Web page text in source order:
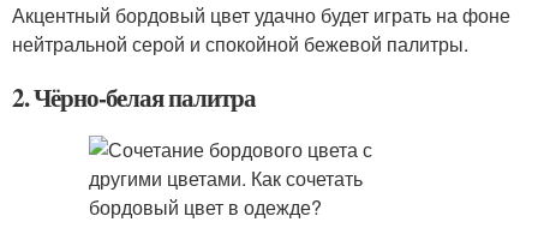
Акцентный бордовый цвет удачно будет играть на фоне
нейтральной серой и спокойной бежевой палитры.
2. Чёрно-белая палитра